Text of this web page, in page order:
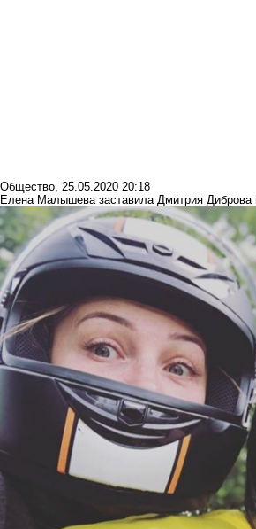
Общество, 25.05.2020 20:18
Елена Малышева заставила Дмитрия Диброва